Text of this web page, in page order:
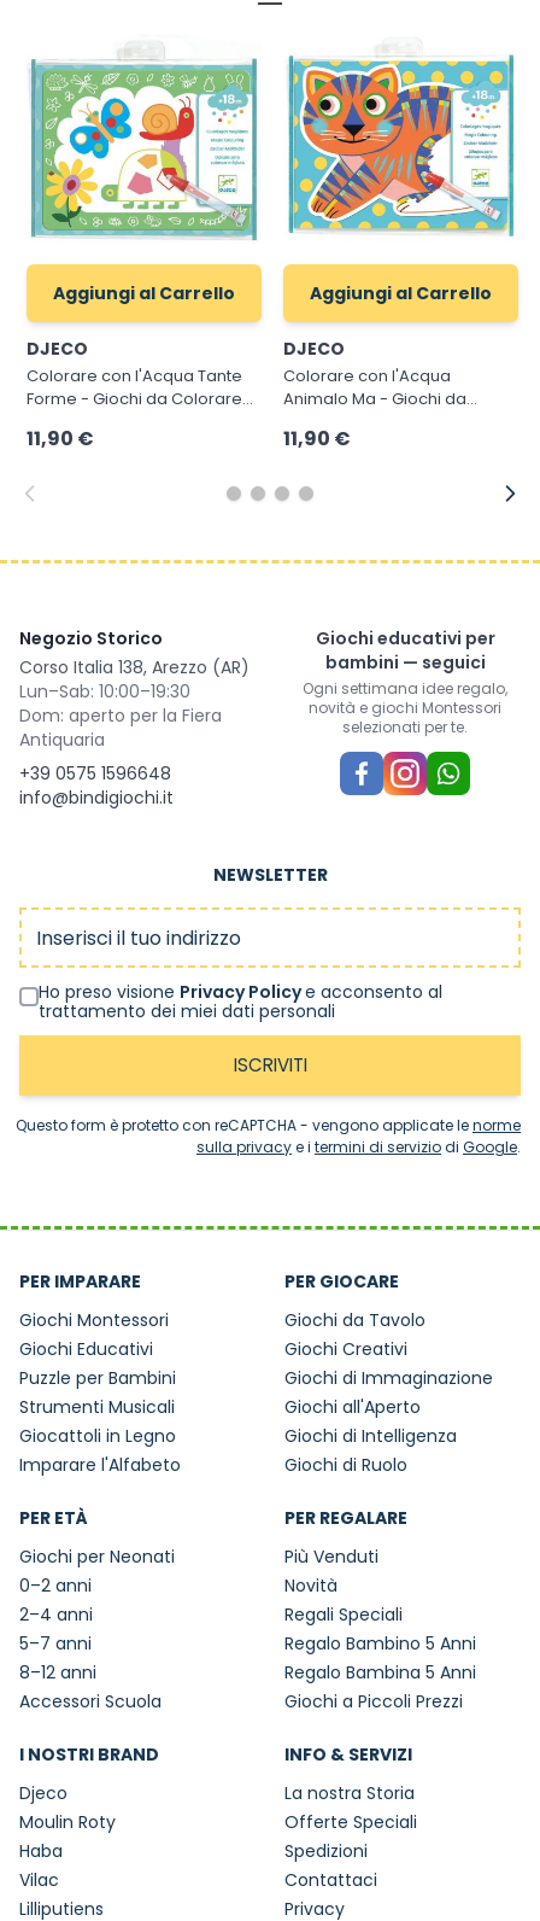
Aggiungi al Carrello
DJECO
Colorare con l'Acqua Tante
Forme - Giochi da Colorare
11,90 €
Aggiungi al Carrello
DJECO
Colorare con l'Acqua
Animalo Ma - Giochi da
Djeco
11,90 €
Negozio Storico
Corso Italia 138, Arezzo (AR)
Lun–Sab: 10:00–19:30
Dom: aperto per la Fiera
Antiquaria
+39 0575 1596648
info@bindigiochi.it
Giochi educativi per
bambini — seguici
Ogni settimana idee regalo,
novità e giochi Montessori
selezionati per te.
NEWSLETTER
Indirizzo email
Ho preso visione Privacy Policye acconsento al
trattamento dei miei dati personali
ISCRIVITI
Questo form è protetto con reCAPTCHA - vengono applicate lenorme
sulla privacye i termini di serviziodi Google.
PER IMPARARE
Giochi Montessori
Giochi Educativi
Puzzle per Bambini
Strumenti Musicali
Giocattoli in Legno
Imparare l'Alfabeto
PER GIOCARE
Giochi da Tavolo
Giochi Creativi
Giochi di Immaginazione
Giochi all'Aperto
Giochi di Intelligenza
Giochi di Ruolo
PER ETÀ
Giochi per Neonati
0–2 anni
2–4 anni
5–7 anni
8–12 anni
Accessori Scuola
PER REGALARE
Più Venduti
Novità
Regali Speciali
Regalo Bambino 5 Anni
Regalo Bambina 5 Anni
Giochi a Piccoli Prezzi
I NOSTRI BRAND
Djeco
Moulin Roty
Haba
Vilac
Lilliputiens
INFO & SERVIZI
La nostra Storia
Offerte Speciali
Spedizioni
Contattaci
Privacy